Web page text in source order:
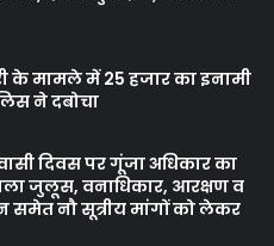
के मामले में 25 हजार का इनामी
ने दबोचा
दिवस पर गूंजा अधिकार का
जुलूस, वनाधिकार, आरक्षण व
समेत नौ सूत्रीय मांगों को लेकर